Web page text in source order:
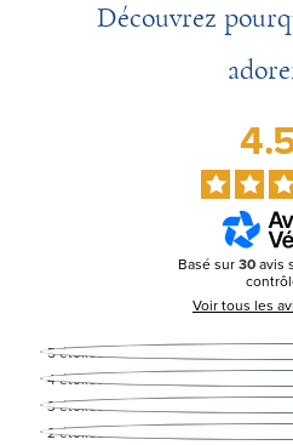
Découvrez
Basé sur30avis
Voir tous les
5étoiles
4étoiles
3étoiles
2étoiles